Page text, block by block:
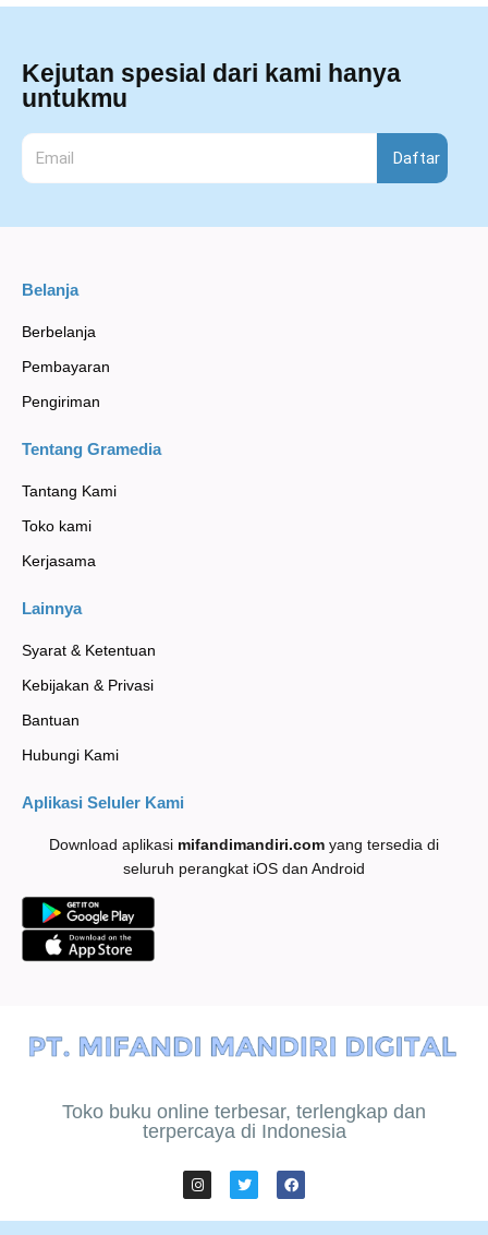
Kejutan spesial dari kami hanya
untukmu
Daftar
Belanja
Berbelanja
Pembayaran
Pengiriman
Tentang Gramedia
Tantang Kami
Toko kami
Kerjasama
Lainnya
Syarat & Ketentuan
Kebijakan & Privasi
Bantuan
Hubungi Kami
Aplikasi Seluler Kami
Download aplikasi mifandimandiri.com yang tersedia di
seluruh perangkat iOS dan Android
Toko buku online terbesar, terlengkap dan
terpercaya di Indonesia